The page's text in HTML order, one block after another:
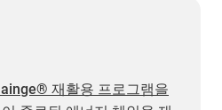
재활용 프로그램을